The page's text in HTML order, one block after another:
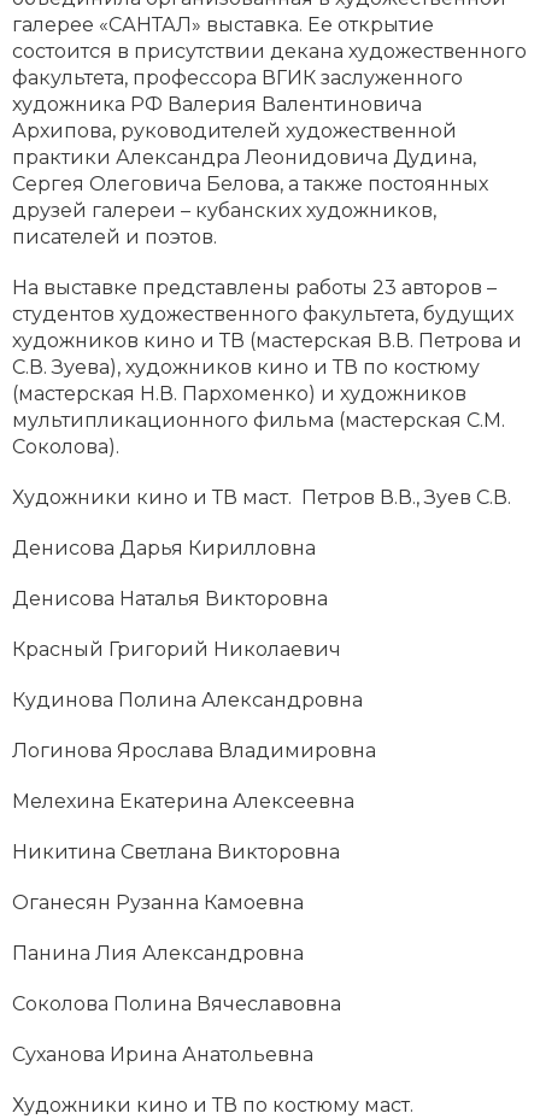
галерее «САНТАЛ» выставка. Ее открытие
состоится в присутствии декана художественного
факультета, профессора ВГИК заслуженного
художника РФ Валерия Валентиновича
Архипова, руководителей художественной
практики Александра Леонидовича Дудина,
Сергея Олеговича Белова, а также постоянных
друзей галереи – кубанских художников,
писателей и поэтов.
На выставке представлены работы 23 авторов –
студентов художественного факультета, будущих
художников кино и ТВ (мастерская В.В. Петрова и
С.В. Зуева), художников кино и ТВ по костюму
(мастерская Н.В. Пархоменко) и художников
мультипликационного фильма (мастерская С.М.
Соколова).
Художники кино и ТВ маст. Петров В.В., Зуев С.В.
Денисова Дарья Кирилловна
Денисова Наталья Викторовна
Красный Григорий Николаевич
Кудинова Полина Александровна
Логинова Ярослава Владимировна
Мелехина Екатерина Алексеевна
Никитина Светлана Викторовна
Оганесян Рузанна Камоевна
Панина Лия Александровна
Соколова Полина Вячеславовна
Суханова Ирина Анатольевна
Художники кино и ТВ по костюму маст.